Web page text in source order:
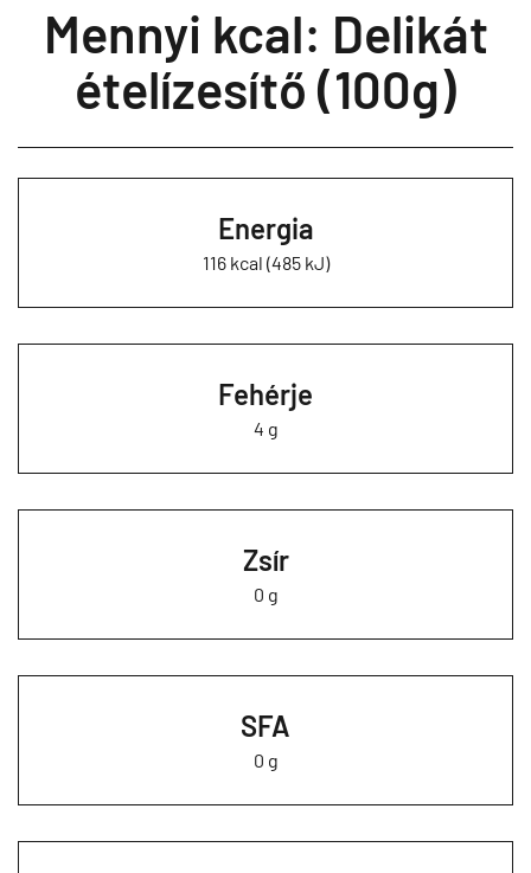
Mennyi kcal: Delikát
ételízesítő (100g)
Energia
116 kcal (485 kJ)
Fehérje
4 g
Zsír
0 g
SFA
0 g